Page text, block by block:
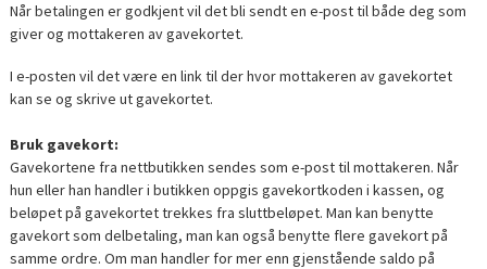
Når betalingen er godkjent vil det bli sendt en e-post til både deg som
giver og mottakeren av gavekortet.
I e-posten vil det være en link til der hvor mottakeren av gavekortet
kan se og skrive ut gavekortet.
Bruk gavekort:
Gavekortene fra nettbutikken sendes som e-post til mottakeren. Når
hun eller han handler i butikken oppgis gavekortkoden i kassen, og
beløpet på gavekortet trekkes fra sluttbeløpet. Man kan benytte
gavekort som delbetaling, man kan også benytte flere gavekort på
samme ordre. Om man handler for mer enn gjenstående saldo på